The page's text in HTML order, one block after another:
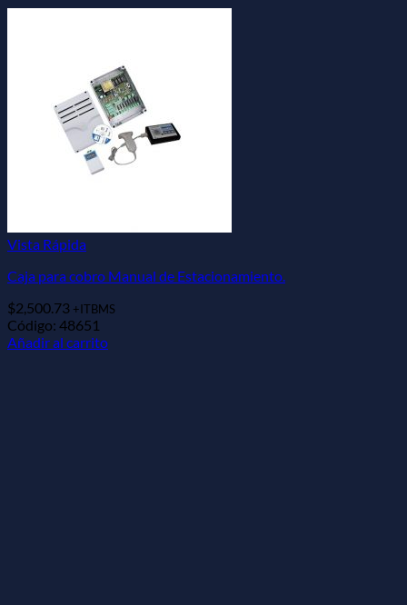
Vista Rápida
Caja para cobro Manual de Estacionamiento.
$2,500.73 +ITBMS
Código: 48651
Añadir al carrito